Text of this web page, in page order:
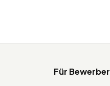
Für Bewerber